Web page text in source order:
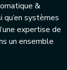
&
systèmes
expertise de
un ensemble